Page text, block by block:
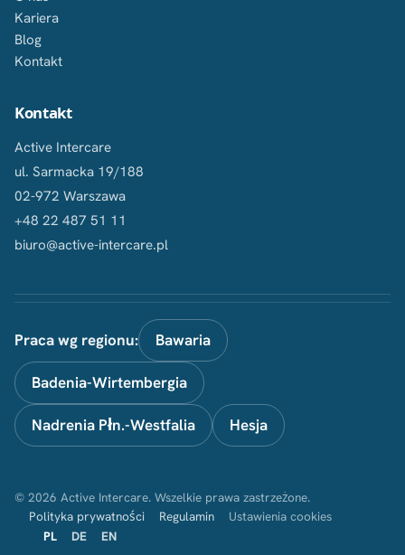
Kariera
Blog
Kontakt
Kontakt
Active Intercare
ul. Sarmacka 19/188
02-972 Warszawa
+48 22 487 51 11
biuro@active-intercare.pl
Praca wg regionu: Bawaria
Badenia-Wirtembergia
Nadrenia Płn.-Westfalia Hesja
© 2026 Active Intercare. Wszelkie prawa zastrzeżone.
Polityka prywatności
Regulamin
Ustawienia cookies
PL
DE EN